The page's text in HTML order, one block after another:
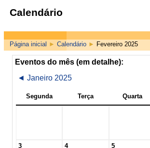
Calendário
Página inicial ► Calendário ► Fevereiro 2025
Eventos do mês (em detalhe):
◄ Janeiro 2025
Segunda Terça Quarta
3 4 5